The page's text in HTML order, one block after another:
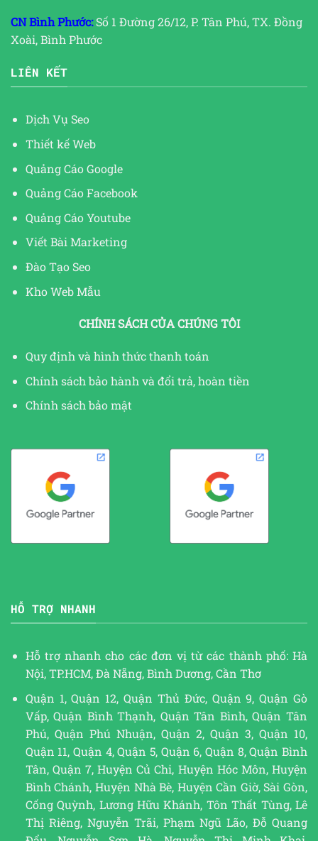
CN Bình Phước:Số 1 Đường 26/12, P. Tân Phú, TX. Đồng
Xoài, Bình Phước
LIÊN KẾT
Dịch Vụ Seo
Thiết kế Web
Quảng Cáo Google
Quảng Cáo Facebook
Quảng Cáo Youtube
Viết Bài Marketing
Đào Tạo Seo
Kho Web Mẫu
CHÍNH SÁCH CỦA CHÚNG TÔI
Quy định và hình thức thanh toán
Chính sách bảo hành và đổi trả, hoàn tiền
Chính sách bảo mật
HỖ TRỢ NHANH
Hỗ trợ nhanh cho các đơn vị từ các thành phố: Hà
Nội, TP.HCM, Đà Nẵng, Bình Dương, Cần Thơ
Quận 1, Quận 12, Quận Thủ Đức, Quận 9, Quận Gò
Vấp, Quận Bình Thạnh, Quận Tân Bình, Quận Tân
Phú, Quận Phú Nhuận, Quận 2, Quận 3, Quận 10,
Quận 11, Quận 4, Quận 5, Quận 6, Quận 8, Quận Bình
Tân, Quận 7, Huyện Củ Chi, Huyện Hóc Môn, Huyện
Bình Chánh, Huyện Nhà Bè, Huyện Cần Giờ, Sài Gòn,
Cống Quỳnh, Lương Hữu Khánh, Tôn Thất Tùng, Lê
Thị Riêng, Nguyễn Trãi, Phạm Ngũ Lão, Đỗ Quang